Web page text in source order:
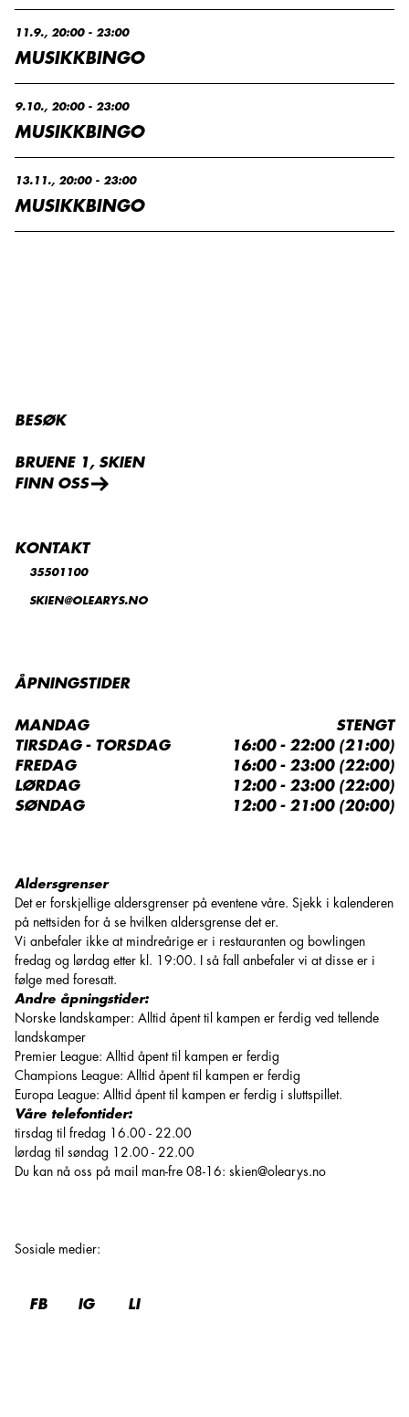
11.9., 20:00- 23:00
MUSIKKBINGO
9.10., 20:00- 23:00
MUSIKKBINGO
13.11., 20:00- 23:00
MUSIKKBINGO
Aldersgrenser
Det er forskjellige aldersgrenser på eventene våre. Sjekk i kalenderen
på nettsiden for å se hvilken aldersgrense det er.
Vi anbefaler ikke at mindreårige er i restauranten og bowlingen
fredag og lørdag etter kl. 19:00. I så fall anbefaler vi at disse er i
følge med foresatt.
Andre åpningstider:
Norske landskamper: Alltid åpent til kampen er ferdig ved tellende
landskamper
Premier League: Alltid åpent til kampen er ferdig
Champions League: Alltid åpent til kampen er ferdig
Europa League: Alltid åpent til kampen er ferdig i sluttspillet.
Våre telefontider:
tirsdag til fredag 16.00 - 22.00
lørdag til søndag 12.00 - 22.00
Du kan nå oss på mail man-fre 08-16: skien@olearys.no
Sosiale medier:
FB IG LI
BESØK
BRUENE 1, SKIEN
FINN OSS
KONTAKT
35501100
SKIEN@OLEARYS.NO
ÅPNINGSTIDER
MANDAG
STENGT
TIRSDAG - TORSDAG
16:00 - 22:00 (21:00)
FREDAG
16:00 - 23:00 (22:00)
LØRDAG
12:00 - 23:00 (22:00)
SØNDAG
12:00 - 21:00 (20:00)